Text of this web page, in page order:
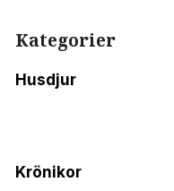
Kategorier
Husdjur
Krönikor